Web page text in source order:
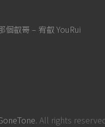
個叡哥 – 宥叡 YouRui
. All rights